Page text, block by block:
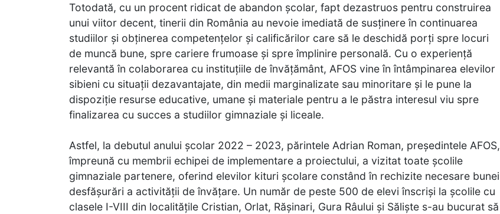
Totodată, cu un procent ridicat de abandon școlar, fapt dezastruos pentru construirea
unui viitor decent, tinerii din România au nevoie imediată de susținere în continuarea
studiilor și obținerea competențelor și calificărilor care să le deschidă porți spre locuri
de muncă bune, spre cariere frumoase și spre împlinire personală. Cu o experiență
relevantă în colaborarea cu instituțiile de învățământ, AFOS vine în întâmpinarea elevilor
sibieni cu situații dezavantajate, din medii marginalizate sau minoritare și le pune la
dispoziție resurse educative, umane și materiale pentru a le păstra interesul viu spre
finalizarea cu succes a studiilor gimnaziale și liceale.
Astfel, la debutul anului școlar 2022 – 2023, părintele Adrian Roman, președintele AFOS,
împreună cu membrii echipei de implementare a proiectului, a vizitat toate școlile
gimnaziale partenere, oferind elevilor kituri școlare constând în rechizite necesare bunei
desfășurări a activității de învățare. Un număr de peste 500 de elevi înscriși la școlile cu
clasele I-VIII din localitățile Cristian, Orlat, Rășinari, Gura Râului și Săliște s-au bucurat să